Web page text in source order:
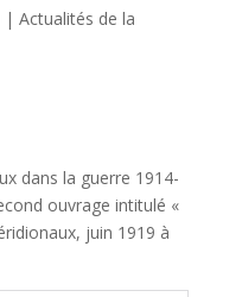
| Actualités de la
dans la guerre 1914-
ouvrage intitulé «
juin 1919 à